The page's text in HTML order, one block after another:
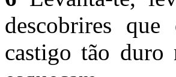
descobrires
castigo tão duro